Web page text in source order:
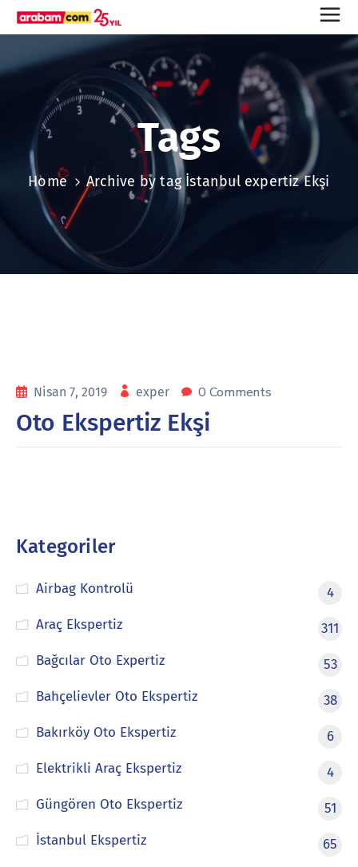
Tags
Home Archive by tag İstanbul expertiz Ekşi
Nisan 7, 2019 exper 0 Comments
Oto Ekspertiz Ekşi
Kategoriler
Airbag Kontrolü
4
Araç Ekspertiz
311
Bağcılar Oto Expertiz
53
Bahçelievler Oto Ekspertiz
38
Bakırköy Oto Ekspertiz
6
Elektrikli Araç Ekspertiz
4
Güngören Oto Ekspertiz
51
İstanbul Ekspertiz
65